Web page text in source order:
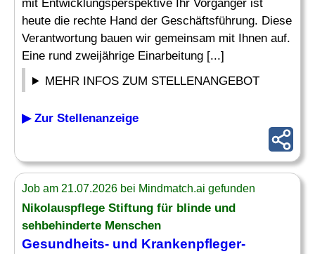
mit Entwicklungsperspektive Ihr Vorgänger ist
heute die rechte Hand der Geschäftsführung. Diese
Verantwortung bauen wir gemeinsam mit Ihnen auf.
Eine rund zweijährige Einarbeitung [...]
MEHR INFOS ZUM STELLENANGEBOT
▶ Zur Stellenanzeige
Job am 21.07.2026 bei Mindmatch.ai gefunden
Nikolauspflege Stiftung für blinde und
sehbehinderte Menschen
Gesundheits- und Krankenpfleger-